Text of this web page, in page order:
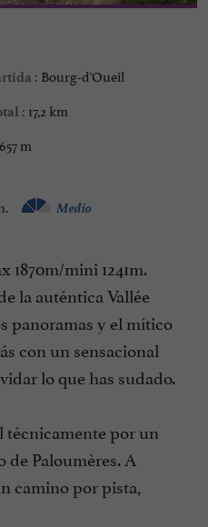
: Bourg-d'Oueil
: 17,2 km
657 m
Medio
mini 1241m.
la auténtica Vallée
panoramas y el mítico
con un sensacional
lo que has sudado.
por un
de Paloumères. A
camino por pista,